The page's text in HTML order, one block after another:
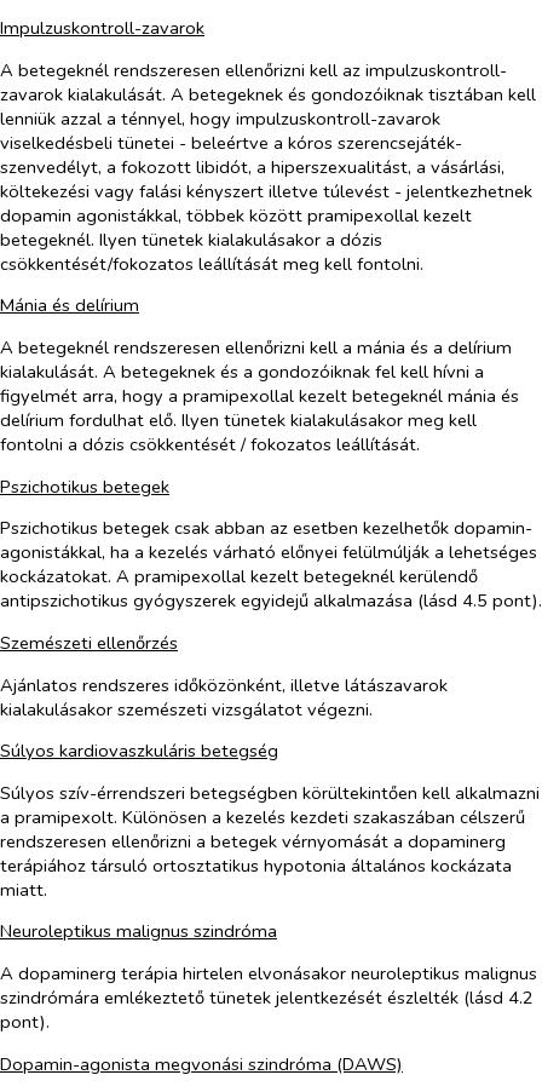
Impulzuskontroll-zavarok
A betegeknél rendszeresen ellenőrizni kell az impulzuskontroll-
zavarok kialakulását. A betegeknek és gondozóiknak tisztában kell
lenniük azzal a ténnyel, hogy impulzuskontroll-zavarok
viselkedésbeli tünetei - beleértve a kóros szerencsejáték-
szenvedélyt, a fokozott libidót, a hiperszexualitást, a vásárlási,
költekezési vagy falási kényszert illetve túlevést - jelentkezhetnek
dopamin agonistákkal, többek között pramipexollal kezelt
betegeknél. Ilyen tünetek kialakulásakor a dózis
csökkentését/fokozatos leállítását meg kell fontolni.
Mánia és delírium
A betegeknél rendszeresen ellenőrizni kell a mánia és a delírium
kialakulását. A betegeknek és a gondozóiknak fel kell hívni a
figyelmét arra, hogy a pramipexollal kezelt betegeknél mánia és
delírium fordulhat elő. Ilyen tünetek kialakulásakor meg kell
fontolni a dózis csökkentését / fokozatos leállítását.
Pszichotikus betegek
Pszichotikus betegek csak abban az esetben kezelhetők dopamin-
agonistákkal, ha a kezelés várható előnyei felülmúlják a lehetséges
kockázatokat. A pramipexollal kezelt betegeknél kerülendő
antipszichotikus gyógyszerek egyidejű alkalmazása (lásd 4.5 pont).
Szemészeti ellenőrzés
Ajánlatos rendszeres időközönként, illetve látászavarok
kialakulásakor szemészeti vizsgálatot végezni.
Súlyos kardiovaszkuláris betegség
Súlyos szív-érrendszeri betegségben körültekintően kell alkalmazni
a pramipexolt. Különösen a kezelés kezdeti szakaszában célszerű
rendszeresen ellenőrizni a betegek vérnyomását a dopaminerg
terápiához társuló ortosztatikus hypotonia általános kockázata
miatt.
Neuroleptikus malignus szindróma
A dopaminerg terápia hirtelen elvonásakor neuroleptikus malignus
szindrómára emlékeztető tünetek jelentkezését észlelték (lásd 4.2
pont).
Dopamin-agonista megvonási szindróma (DAWS)